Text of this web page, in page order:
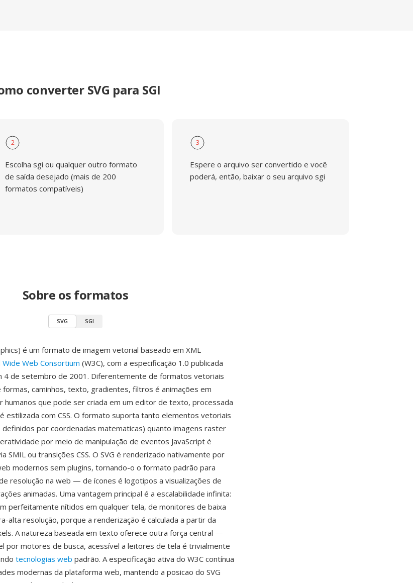
converter SVG para SGI
2
Escolha sgi ou qualquer outro formato
de saída desejado (mais de 200
formatos compatíveis)
3
Espere o arquivo ser convertido e você
poderá, então, baixar o seu arquivo sgi
Sobre os formatos
SVG SGI
é um formato de imagem vetorial baseado em XML
Wide Web Consortium (W3C), com a especificação 1.0 publicada
4 de setembro de 2001. Diferentemente de formatos vetoriais
formas, caminhos, texto, gradientes, filtros é animações em
humanos que pode ser criada em um editor de texto, processada
estilizada com CSS. O formato suporta tanto elementos vetoriais
definidos por coordenadas matematicas) quanto imagens raster
por meio de manipulação de eventos JavaScript é
SMIL ou transições CSS. O SVG é renderizado nativamente por
modernos sem plugins, tornando-o o formato padrão para
resolução na web — de ícones é logotipos a visualizações de
animadas. Uma vantagem principal é a escalabilidade infinita:
perfeitamente nítidos em qualquer tela, de monitores de baixa
alta resolução, porque a renderização é calculada a partir da
A natureza baseada em texto oferece outra força central —
por motores de busca, acessível a leitores de tela é trivialmente
tecnologias web padrão. A especificação ativa do W3C contínua
modernas da plataforma web, mantendo a posicao do SVG